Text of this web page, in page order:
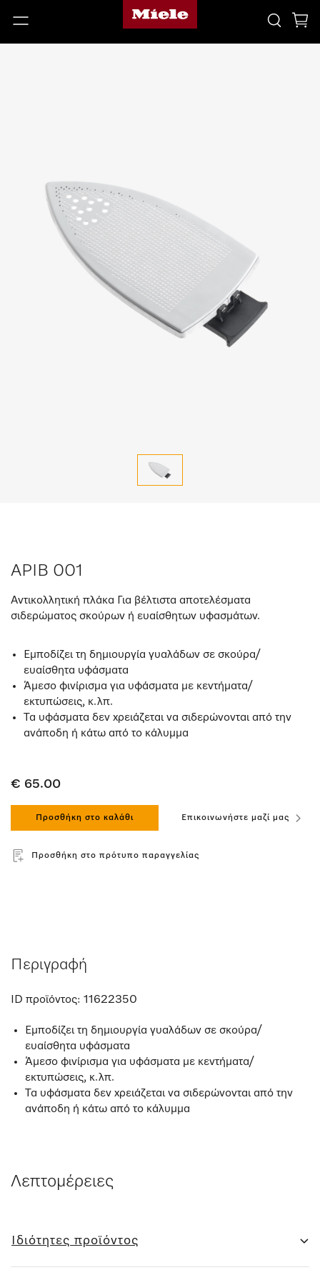
APIB 001
Αντικολλητική πλάκα Για βέλτιστα αποτελέσματα
σιδερώματος σκούρων ή ευαίσθητων υφασμάτων.
Εμποδίζει τη δημιουργία γυαλάδων σε σκούρα/
ευαίσθητα υφάσματα
Άμεσο φινίρισμα για υφάσματα με κεντήματα/
εκτυπώσεις, κ.λπ.
Τα υφάσματα δεν χρειάζεται να σιδερώνονται από την
ανάποδη ή κάτω από το κάλυμμα
€ 65.00
Προσθήκη στο καλάθι Επικοινωνήστε μαζί μας
Προσθήκη στο πρότυπο παραγγελίας
Περιγραφή
ID προϊόντος: 11622350
Εμποδίζει τη δημιουργία γυαλάδων σε σκούρα/
ευαίσθητα υφάσματα
Άμεσο φινίρισμα για υφάσματα με κεντήματα/
εκτυπώσεις, κ.λπ.
Τα υφάσματα δεν χρειάζεται να σιδερώνονται από την
ανάποδη ή κάτω από το κάλυμμα
Λεπτομέρειες
Ιδιότητες προϊόντος